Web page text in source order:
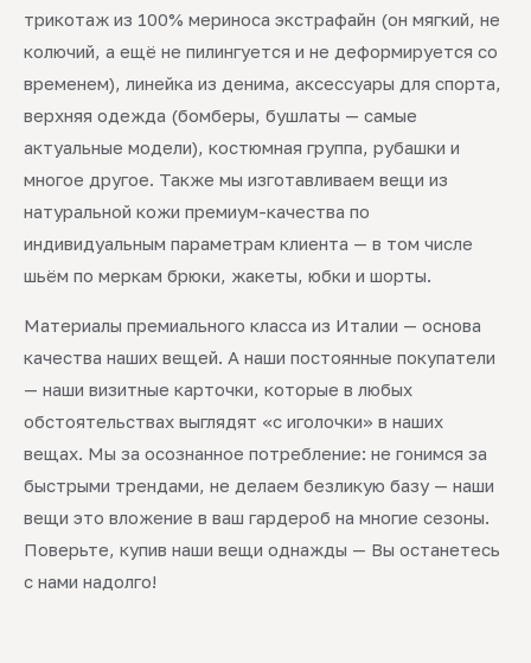
трикотаж из 100% мериноса экстрафайн (он мягкий, не
колючий, а ещё не пилингуется и не деформируется со
временем), линейка из денима, аксессуары для спорта,
верхняя одежда (бомберы, бушлаты — самые
актуальные модели), костюмная группа, рубашки и
многое другое. Также мы изготавливаем вещи из
натуральной кожи премиум-качества по
индивидуальным параметрам клиента — в том числе
шьём по меркам брюки, жакеты, юбки и шорты.
Материалы премиального класса из Италии — основа
качества наших вещей. А наши постоянные покупатели
— наши визитные карточки, которые в любых
обстоятельствах выглядят «с иголочки» в наших
вещах. Мы за осознанное потребление: не гонимся за
быстрыми трендами, не делаем безликую базу — наши
вещи это вложение в ваш гардероб на многие сезоны.
Поверьте, купив наши вещи однажды — Вы останетесь
с нами надолго!